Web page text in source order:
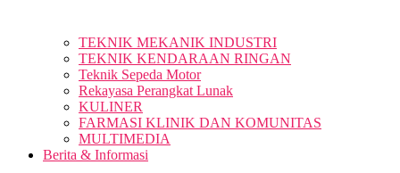
TEKNIK MEKANIK INDUSTRI
TEKNIK KENDARAAN RINGAN
Teknik Sepeda Motor
Rekayasa Perangkat Lunak
KULINER
FARMASI KLINIK DAN KOMUNITAS
MULTIMEDIA
Berita & Informasi